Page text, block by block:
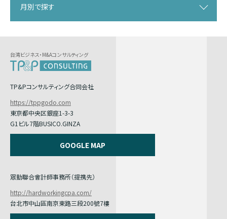
月別で探す
台湾ビジネス・M&Aコンサルティング
TP&Pコンサルティング合同会社
https://tppgodo.com
東京都中央区銀座1-3-3
G1ビル7階BUSICO.GINZA
GOOGLE MAP
眾勤聯合會計師事務所（提携先）
http://hardworkingcpa.com/
台北市中山區南京東路三段200號7樓